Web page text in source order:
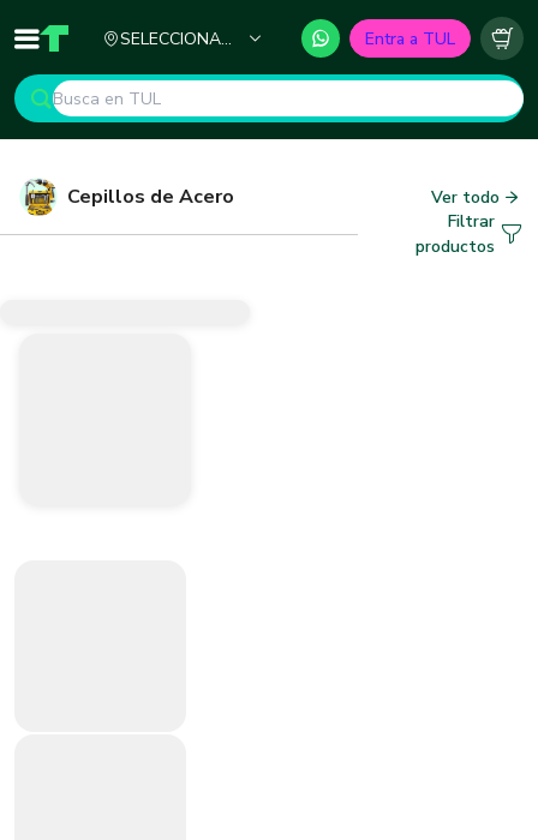
Inicio TUL - Tu Marketplace de Construcción
SELECCIONA
Entra a TUL
Cepillos de Acero
Ver todo
Filtrar
productos